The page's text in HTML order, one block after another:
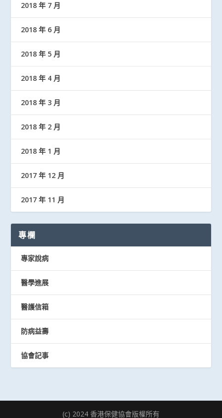
2018 年 7 月
2018 年 6 月
2018 年 5 月
2018 年 4 月
2018 年 3 月
2018 年 2 月
2018 年 1 月
2017 年 12 月
2017 年 11 月
專欄
專家說病
醫學進展
醫護信箱
防病益壽
協會記事
(c) 2024 香港保健協會版權所有